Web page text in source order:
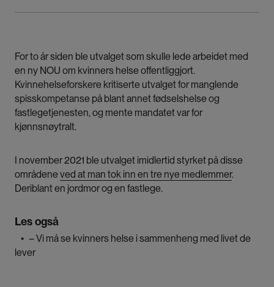
For to år siden ble utvalget som skulle lede arbeidet med
en ny NOU om kvinners helse offentliggjort.
Kvinnehelseforskere kritiserte utvalget for manglende
spisskompetanse på blant annet fødselshelse og
fastlegetjenesten, og mente mandatet var for
kjønnsnøytralt.
I november 2021 ble utvalget imidlertid styrket på disse
områdeneved at man tok inn en tre nye medlemmer.
Deriblant en jordmor og en fastlege.
Les også
▪ – Vi må se kvinners helse i sammenheng med livet de
lever